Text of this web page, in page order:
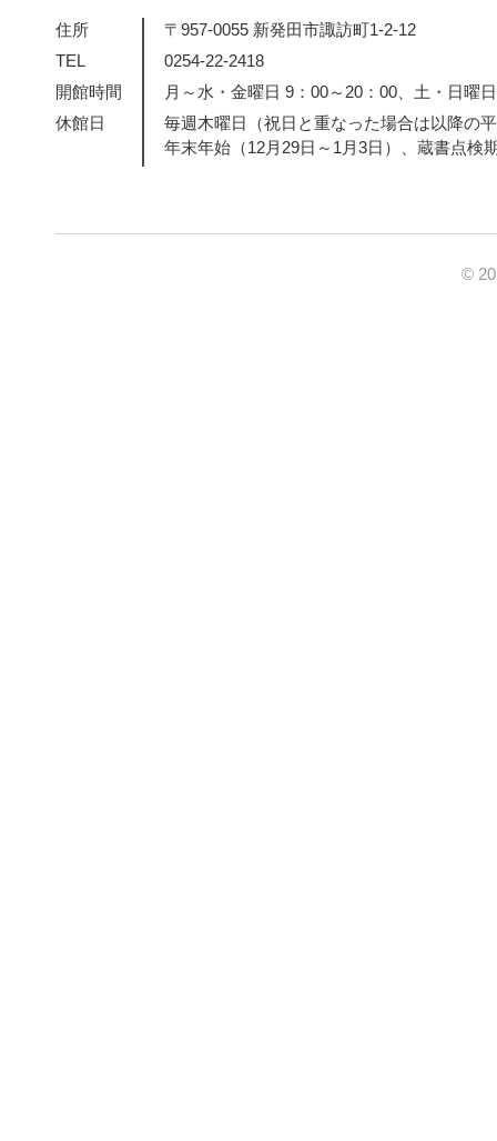
住所
〒957-0055 新発田市諏訪町1-2-12
TEL
0254-22-2418
開館時間
月～水・金曜日 9：00～20：00、土・日曜
休館日
毎週木曜日（祝日と重なった場合は以降の
年末年始（12月29日～1月3日）、蔵書点検
©